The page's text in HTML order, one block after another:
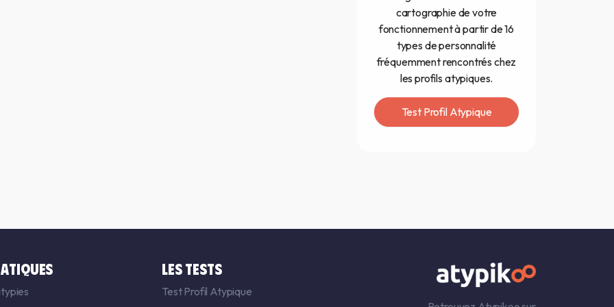
cartographie de votre
fonctionnement à partir de 16
types de personnalité
fréquemment rencontrés chez
les profils atypiques.
Test Profil Atypique
LES TESTS
Test Profil Atypique